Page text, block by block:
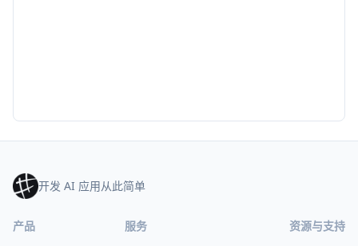
开发 AI 应用从此简单
产品 服务 资源与支持